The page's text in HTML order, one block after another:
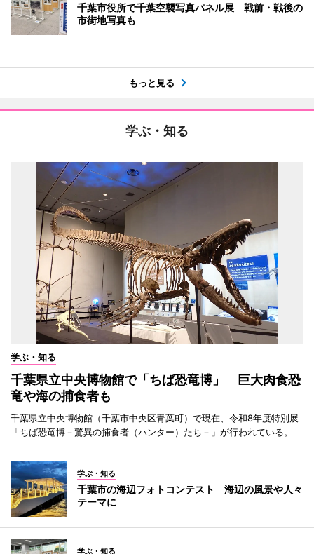
千葉市役所で千葉空襲写真パネル展 戦前・戦後の
市街地写真も
もっと見る
学ぶ・知る
学ぶ・知る
千葉県立中央博物館で「ちば恐竜博」 巨大肉食恐
竜や海の捕食者も
千葉県立中央博物館（千葉市中央区青葉町）で現在、令和8年度特別展
「ちば恐竜博－驚異の捕食者（ハンター）たち－」が行われている。
学ぶ・知る
千葉市の海辺フォトコンテスト 海辺の風景や人々
テーマに
学ぶ・知る